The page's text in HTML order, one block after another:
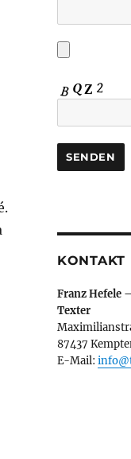
KONTAKT
Franz Hefele
Texter
87437
E-Mail: